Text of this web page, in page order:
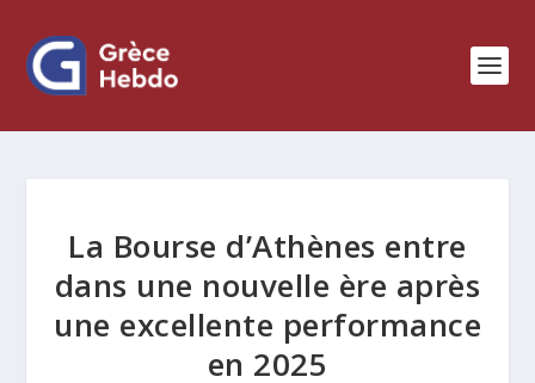
La Bourse d’Athènes entre
dans une nouvelle ère après
une excellente performance
en 2025